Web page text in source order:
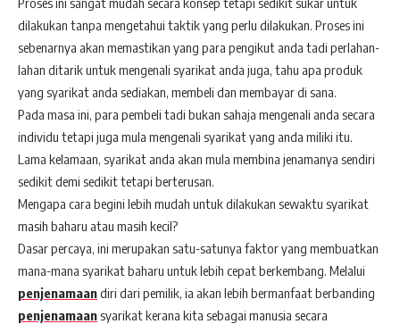
dilakukan tanpa mengetahui taktik yang perlu dilakukan. Proses ini
sebenarnya akan memastikan yang para pengikut anda tadi perlahan-
lahan ditarik untuk mengenali syarikat anda juga, tahu apa produk
yang syarikat anda sediakan, membeli dan membayar di sana.
Pada masa ini, para pembeli tadi bukan sahaja mengenali anda secara
individu tetapi juga mula mengenali syarikat yang anda miliki itu.
Lama kelamaan, syarikat anda akan mula membina jenamanya sendiri
sedikit demi sedikit tetapi berterusan.
Mengapa cara begini lebih mudah untuk dilakukan sewaktu syarikat
masih baharu atau masih kecil?
Dasar percaya, ini merupakan satu-satunya faktor yang membuatkan
mana-mana syarikat baharu untuk lebih cepat berkembang. Melalui
penjenamaandiri dari pemilik, ia akan lebih bermanfaat berbanding
penjenamaansyarikat kerana kita sebagai manusia secara